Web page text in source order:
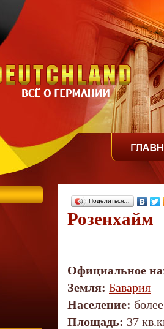
Поделиться…
Розенхайм
Официальное
Земля: Бавария
Население:
Площадь: 37